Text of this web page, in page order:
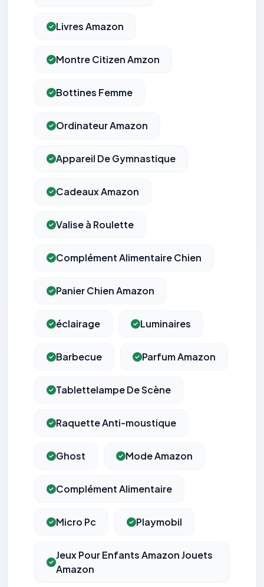
Livres Amazon
Montre Citizen Amzon
Bottines Femme
Ordinateur Amazon
Appareil De Gymnastique
Cadeaux Amazon
Valise à Roulette
Complément Alimentaire Chien
Panier Chien Amazon
éclairage Luminaires
Barbecue Parfum Amazon
Tablettelampe De Scène
Raquette Anti-moustique
Ghost Mode Amazon
Complément Alimentaire
Micro Pc Playmobil
Jeux Pour Enfants Amazon Jouets
Amazon